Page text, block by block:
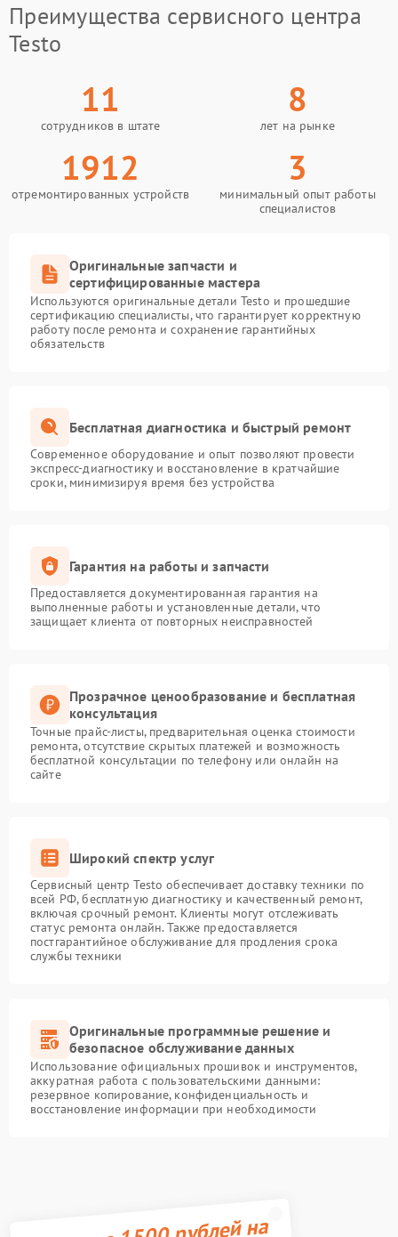
Преимущества сервисного центра
Testo
11
сотрудников в штате
8
лет на рынке
1912
отремонтированных устройств
3
минимальный опыт работы
специалистов
Оригинальные запчасти и
сертифицированные мастера
Используются оригинальные детали Testo и прошедшие
сертификацию специалисты, что гарантирует корректную
работу после ремонта и сохранение гарантийных
обязательств
Бесплатная диагностика и быстрый ремонт
Современное оборудование и опыт позволяют провести
экспресс-диагностику и восстановление в кратчайшие
сроки, минимизируя время без устройства
Гарантия на работы и запчасти
Предоставляется документированная гарантия на
выполненные работы и установленные детали, что
защищает клиента от повторных неисправностей
Прозрачное ценообразование и бесплатная
консультация
Точные прайс-листы, предварительная оценка стоимости
ремонта, отсутствие скрытых платежей и возможность
бесплатной консультации по телефону или онлайн на
сайте
Широкий спектр услуг
Сервисный центр Testo обеспечивает доставку техники по
всей РФ, бесплатную диагностику и качественный ремонт,
включая срочный ремонт. Клиенты могут отслеживать
статус ремонта онлайн. Также предоставляется
постгарантийное обслуживание для продления срока
службы техники
Оригинальные программные решение и
безопасное обслуживание данных
Использование официальных прошивок и инструментов,
аккуратная работа с пользовательскими данными:
резервное копирование, конфиденциальность и
восстановление информации при необходимости